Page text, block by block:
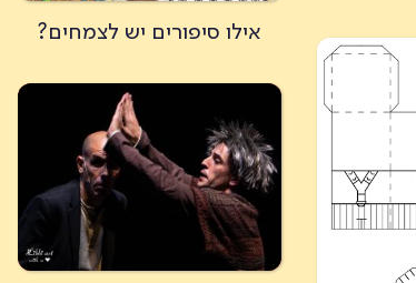
אילו סיפורים יש לצמחים?